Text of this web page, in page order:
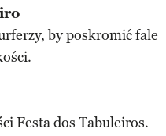
by poskromić fale
Festa dos Tabuleiros.